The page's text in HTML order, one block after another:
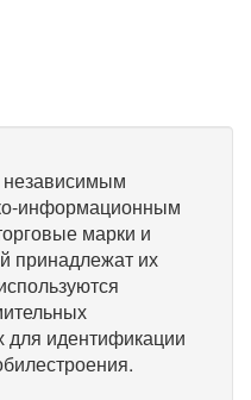
независимым
информационным
марки и
принадлежат их
идентификации